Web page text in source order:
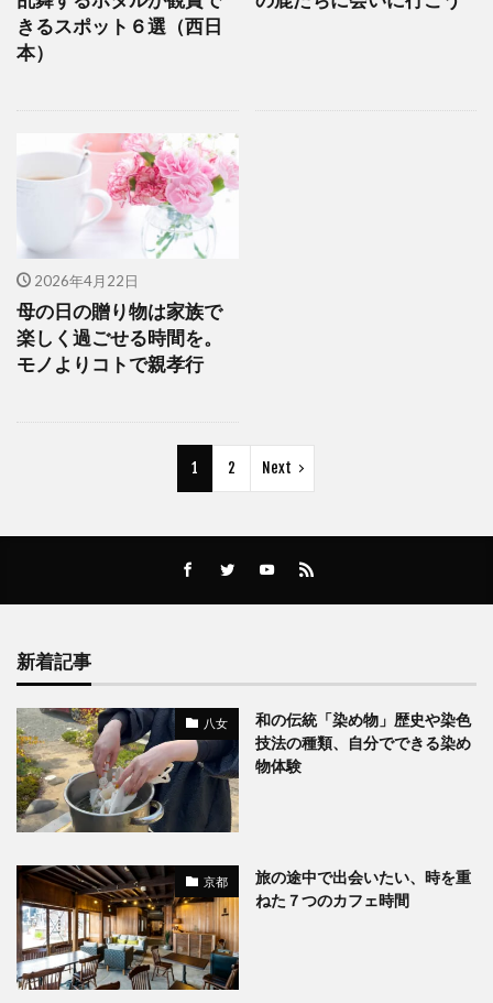
きるスポット６選（西日
本）
2026年4月22日
母の日の贈り物は家族で
楽しく過ごせる時間を。
モノよりコトで親孝行
1 2 Next
新着記事
八女
和の伝統「染め物」歴史や染色
技法の種類、自分でできる染め
物体験
京都
旅の途中で出会いたい、時を重
ねた７つのカフェ時間